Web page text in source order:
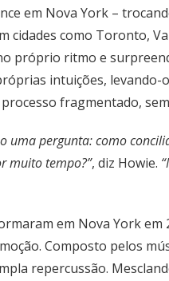
em Nova York –
cidades como Toronto,
próprio ritmo e
intuições, levando-
fragmentado,
uma pergunta: como
muito tempo?”, diz Howie.
em Nova York
Composto pelos
repercussão.